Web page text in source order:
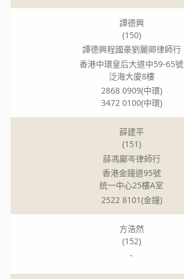
譚德興
(150)
譚德興程國豪劉麗卿律師行
香港中環皇后大道中59-65號
泛海大廈8樓
2868 0909(中環)
3472 0100(中環)
薛建平
(151)
薛馮鄺岑律師行
香港金鐘道95號
統一中心25樓A室
2522 8101(金鐘)
方浩然
(152)
-